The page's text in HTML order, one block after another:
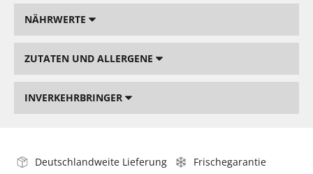
NÄHRWERTE
ZUTATEN UND ALLERGENE
INVERKEHRBRINGER
Deutschlandweite Lieferung
Frischegarantie